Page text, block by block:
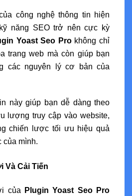
công nghệ thông tin hiện
năng SEO trở nên cực kỳ
Yoast Seo Prokhông chỉ
trang web mà còn giúp bạn
các nguyên lý cơ bản của
này giúp bạn dễ dàng theo
lượng truy cập vào website,
chiến lược tối ưu hiệu quả
của mình.
Và Cải Tiến
của
Plugin Yoast Seo Pro